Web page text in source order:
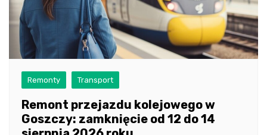
Remonty Transport
Remont przejazdu kolejowego w
Goszczy: zamknięcie od 12 do 14